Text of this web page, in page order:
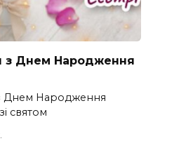
з Днем Народження
Днем Народження
святом